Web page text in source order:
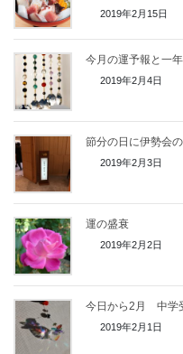
2019年2月15日
今月の運予報と一
2019年2月4日
節分の日に伊勢会
2019年2月3日
運の盛衰
2019年2月2日
今日から2月 中学
2019年2月1日